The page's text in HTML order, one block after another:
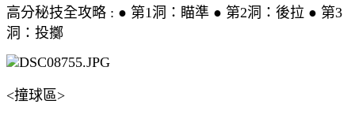
高分秘技全攻略 : ● 第1洞：瞄準 ● 第2洞：後拉 ● 第3
洞：投擲
<撞球區>